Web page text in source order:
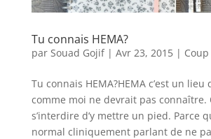
Tu connais HEMA?
par Souad Gojif| Avr 23, 2015|
Tu connais HEMA?HEMA c’est un lieu
comme moi ne devrait pas connaître.
s’interdire d’y mettre un pied. Parce
normal cliniquement parlant de ne